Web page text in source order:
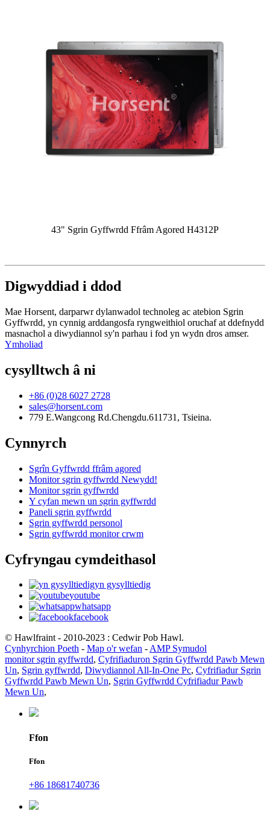
43" Sgrin Gyffwrdd Ffrâm Agored H4312P
Digwyddiad i ddod
Mae Horsent, darparwr dylanwadol technoleg ac atebion Sgrin
Gyffwrdd, yn cynnig arddangosfa ryngweithiol oruchaf at ddefnydd
masnachol a diwydiannol sy'n parhau i fod yn wydn dros amser.
Ymholiad
cysylltwch â ni
+86 (0)28 6027 2728
sales@horsent.com
779 E.Wangcong Rd.Chengdu.611731, Tsieina.
Cynnyrch
Sgrîn Gyffwrdd ffrâm agored
Monitor sgrin gyffwrdd Newydd!
Monitor sgrin gyffwrdd
Y cyfan mewn un sgrin gyffwrdd
Paneli sgrin gyffwrdd
Sgrin gyffwrdd personol
Sgrin gyffwrdd monitor crwm
Cyfryngau cymdeithasol
yn gysylltiedig
youtube
whatsapp
facebook
© Hawlfraint - 2010-2023 : Cedwir Pob Hawl.
Cynhyrchion Poeth - Map o'r wefan -AMP Symudol
monitor sgrin gyffwrdd, Cyfrifiaduron Sgrin Gyffwrdd Pawb Mewn
Un, Sgrin gyffwrdd, Diwydiannol All-In-One Pc, Cyfrifiadur Sgrin
Gyffwrdd Pawb Mewn Un, Sgrin Gyffwrdd Cyfrifiadur Pawb
Mewn Un,
Ffon
Ffon
+86 18681740736